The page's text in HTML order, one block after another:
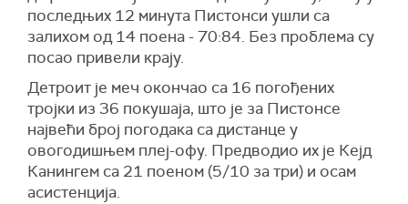
последњих 12 минута Пистонси ушли са
залихом од 14 поена - 70:84. Без проблема су
посао привели крају.
Детроит је меч окончао са 16 погођених
тројки из 36 покушаја, што је за Пистонсе
највећи број погодака са дистанце у
овогодишњем плеј-офу. Предводио их је Кејд
Канингем са 21 поеном (5/10 за три) и осам
асистенција.